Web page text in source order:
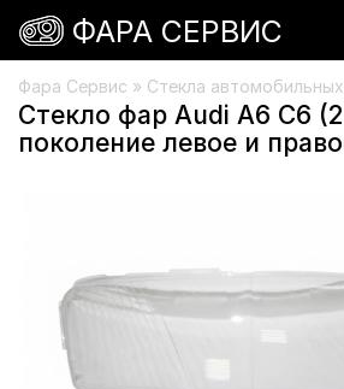
Фара Сервис » Стекла
Стекло фар Audi A6 C6
поколение левое и
ФАРА СЕРВИС